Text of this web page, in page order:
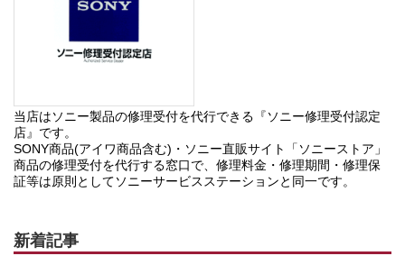
当店はソニー製品の修理受付を代行できる『ソニー修理受付認定
店』です。
SONY商品(アイワ商品含む)・ソニー直販サイト「ソニーストア」
商品の修理受付を代行する窓口で、修理料金・修理期間・修理保
証等は原則としてソニーサービスステーションと同一です。
新着記事